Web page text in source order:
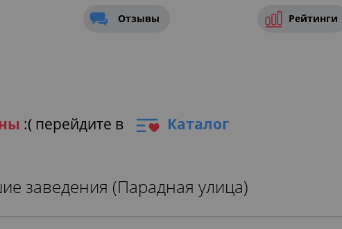
Отзывы Рейтинги
:( перейдите в Каталог
заведения (Парадная улица)